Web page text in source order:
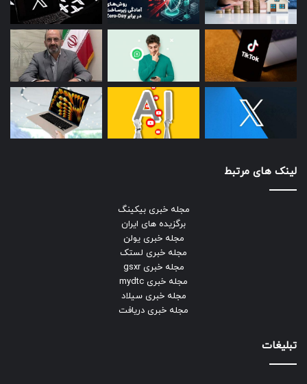
لینک های مرتبط
مجله خبری بیکینگ
برگزیده های ایران
مجله خبری یولن
مجله خبری لستک
مجله خبری gsxr
مجله خبری mydtc
مجله خبری سیلاد
مجله خبری دریافت
تبلیغات